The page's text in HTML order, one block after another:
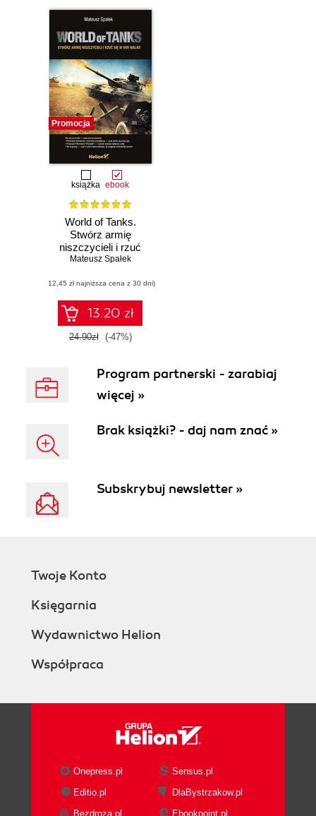
Promocja
książka ebook
World of Tanks.
Stwórz armię
niszczycieli i rzuć
się w wir walki!
Mateusz Spałek
(12,45 zł najniższa cena z 30 dni)
13.20 zł
24.90zł (-47%)
Program partnerski - zarabiaj
więcej »
Brak książki? - daj nam znać »
Subskrybuj newsletter »
Twoje Konto
Księgarnia
Wydawnictwo Helion
Współpraca
Onepress.pl
Sensus.pl
Editio.pl
DlaBystrzakow.pl
Bezdroza.pl
Ebookpoint.pl